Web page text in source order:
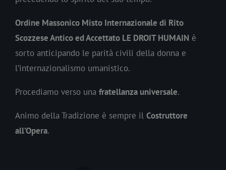
Ordine Massonico Misto Internazionale di Rito
Scozzese Antico ed Accettato LE DROIT HUMAIN è
sorto anticipando le parità civili della donna e
l’internazionalismo umanistico.
Procediamo verso una fratellanza universale.
Animo della Tradizione è sempre il Costruttore
all’Opera.